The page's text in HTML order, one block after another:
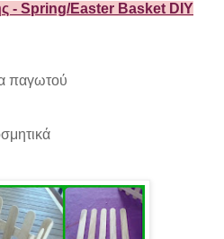
- Spring/Easter Basket DIY
παγωτού